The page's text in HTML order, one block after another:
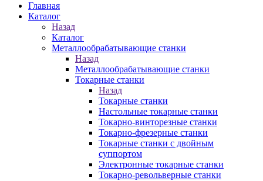
Главная
Каталог
Назад
Каталог
Металлообрабатывающие станки
Назад
Металлообрабатывающие станки
Токарные станки
Назад
Токарные станки
Настольные токарные станки
Токарно-винторезные станки
Токарно-фрезерные станки
Токарные станки с двойным
суппортом
Электронные токарные станки
Токарно-револьверные станки